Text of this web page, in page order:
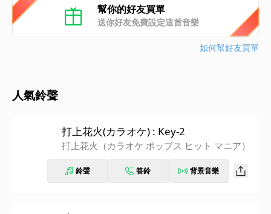
幫你的好友買單
送你好友免費設定這首音樂
如何幫好友買單
人氣鈴聲
打上花火(カラオケ) : Key-2
打上花火（カラオケ ポップス ヒット マニア）
鈴聲 答鈴 背景音樂